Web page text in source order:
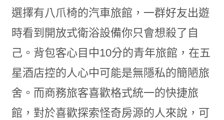
選擇有八爪椅的汽車旅館，一群好友出遊
時看到開放式衛浴設備你只會想殺了自
己。背包客心目中10分的青年旅館，在五
星酒店控的人心中可能是無隱私的簡陋旅
舍。而商務旅客喜歡格式統一的快捷旅
館，對於喜歡探索怪奇房源的人來說，可